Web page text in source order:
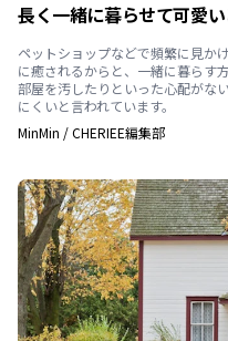
長く一緒に暮らせて可愛い
ペットショップなどで頻繁に見か
に癒されるからと、一緒に暮らす
部屋を汚したりといった心配がな
にくいと言われています。
MinMin /CHERIEE編集部